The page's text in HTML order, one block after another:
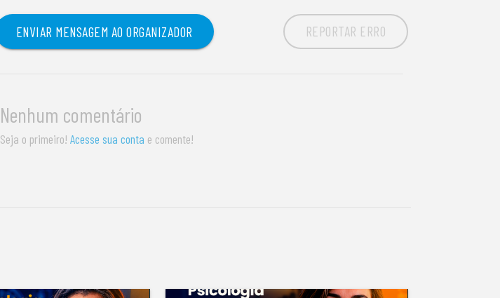
ENVIAR MENSAGEM AO ORGANIZADOR REPORTAR ERRO
Nenhum comentário
Seja o primeiro!Acesse sua conta e comente!